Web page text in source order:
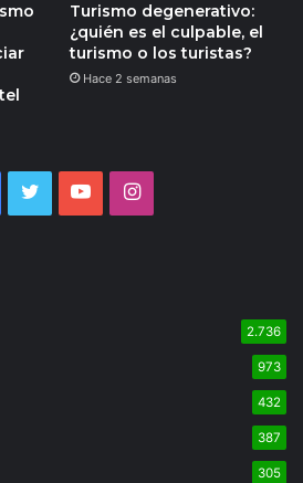
Turismo degenerativo:
¿quién es el culpable, el
turismo o los turistas?
Hace 2 semanas
TwitterYouTubeInstagram
2.736
973
432
387
305